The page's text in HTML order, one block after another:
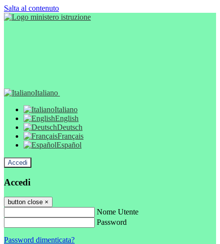
Salta al contenuto
Italiano
Italiano
English
Deutsch
Français
Español
Accedi
Accedi
button close ×
Nome Utente
Password
Password dimenticata?